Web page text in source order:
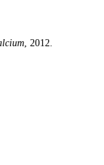
, 2012.